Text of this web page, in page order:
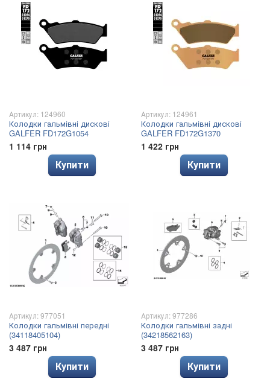
Артикул: 124960
Колодки гальмівні дискові
GALFER FD172G1054
1 114 грн
Купити
Артикул: 124961
Колодки гальмівні дискові
GALFER FD172G1370
1 422 грн
Купити
Артикул: 977051
Колодки гальмівні передні
(34118405104)
3 487 грн
Купити
Артикул: 977286
Колодки гальмівні задні
(34218562163)
3 487 грн
Купити